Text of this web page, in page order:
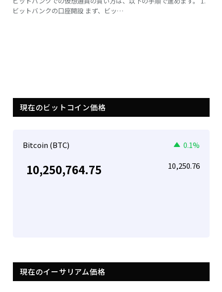
ビットバンクの口座開設 まず、ビッ…
現在のビットコイン価格
Bitcoin (BTC) 0.1%
10,250,764.75 10,250.76
現在のイーサリアム価格